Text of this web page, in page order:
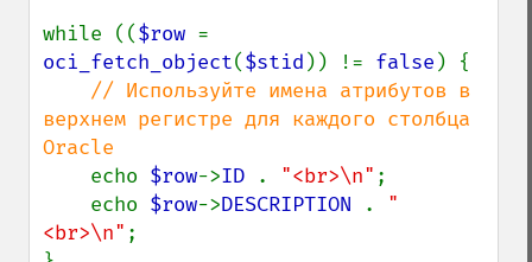
while (($row
oci_fetch_object($stid )) != false ) {
// Используйте имена атрибутов в
верхнем регистре для каждого столбца
Oracle
echo $row->ID . "<br>\n" ;
    echo
$row->DESCRIPTION . "
<br>\n" ;